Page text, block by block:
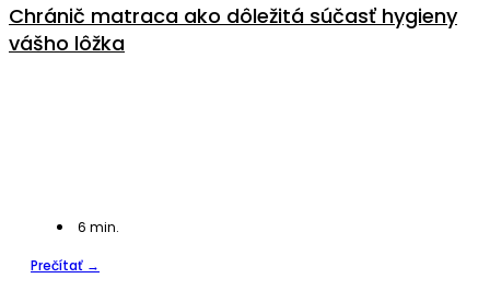
Chránič matraca ako dôležitá súčasť hygieny
vášho lôžka
6 min.
Prečítať →